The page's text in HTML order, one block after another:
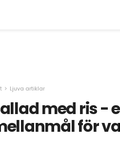
Ljuva artiklar
med ris -
för